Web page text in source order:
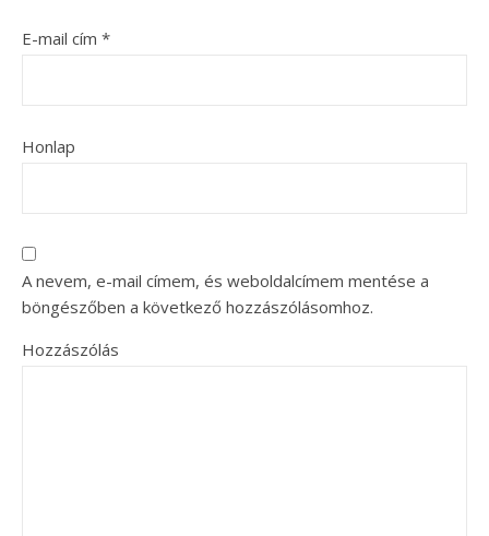
E-mail cím *
Honlap
A nevem, e-mail címem, és weboldalcímem mentése a
böngészőben a következő hozzászólásomhoz.
Hozzászólás